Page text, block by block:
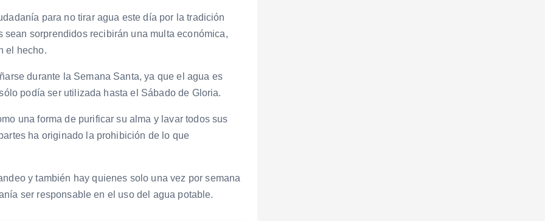
para no tirar agua este día por la tradición
sean sorprendidos recibirán una multa económica,
el hecho.
durante la Semana Santa, ya que el agua es
podía ser utilizada hasta el Sábado de Gloria.
una forma de purificar su alma y lavar todos sus
ha originado la prohibición de lo que
y también hay quienes solo una vez por semana
ser responsable en el uso del agua potable.